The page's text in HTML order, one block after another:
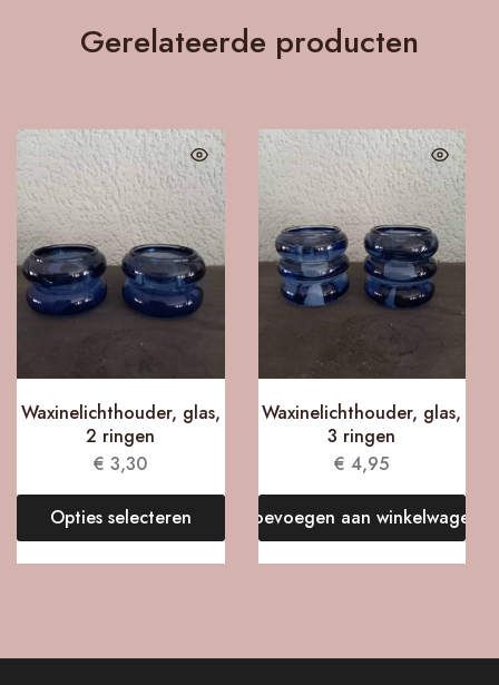
Gerelateerde producten
Waxinelichthouder, glas,
2 ringen
€ 3,30
Opties selecteren
Waxinelichthouder, glas,
3 ringen
€ 4,95
Toevoegen aan winkelwagen